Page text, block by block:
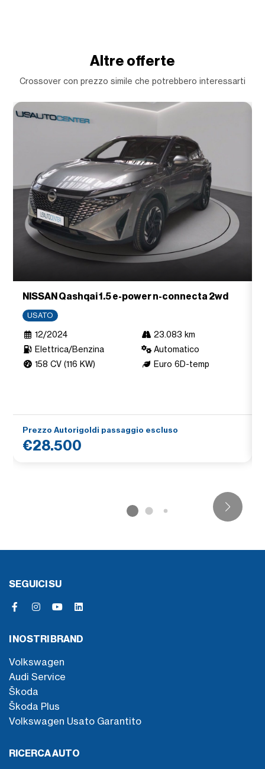
Altre offerte
Crossover con prezzo simile che potrebbero interessarti
NISSAN Qashqai 1.5 e-power n-connecta 2wd
USATO
12/2024
23.083 km
Elettrica/Benzina
Automatico
158 CV (116 KW)
Euro 6D-temp
Prezzo Autorigoldi passaggio escluso
€28.500
SEGUICI SU
I NOSTRI BRAND
Volkswagen
Audi Service
Škoda
Škoda Plus
Volkswagen Usato Garantito
RICERCA AUTO